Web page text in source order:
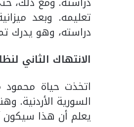
تعليمه. وبعد
دراسته، وهو يدرك
الانتهاك الثاني
السورية الأردنية.
يعلم أن هذا سيكون